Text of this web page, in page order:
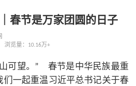
春节是万家团圆的日子
浏览量：10.16万+
可望。” 春节是中华民族最重
们一起重温习近平总书记关于春